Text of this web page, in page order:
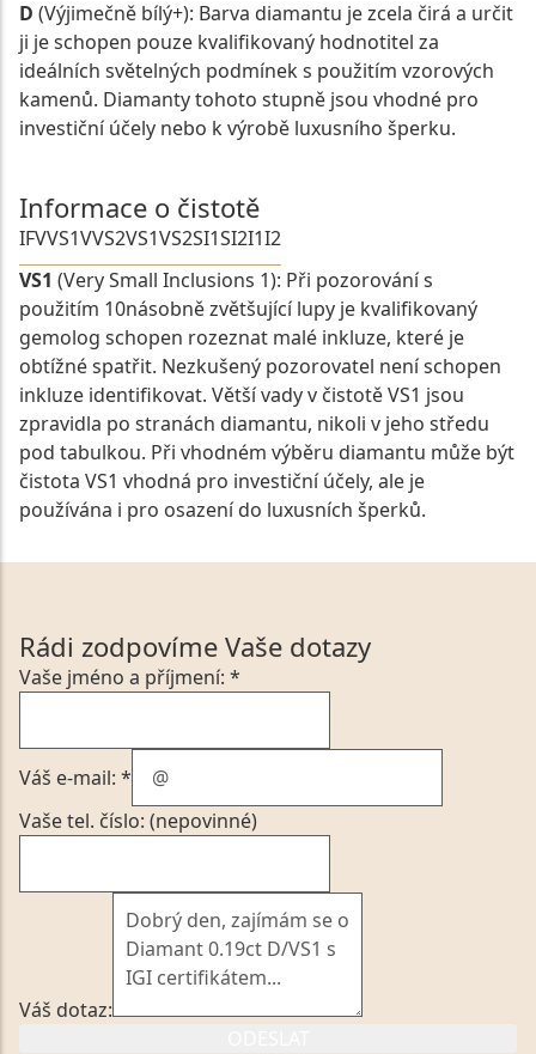
D (Výjimečně bílý+): Barva diamantu je zcela čirá a určit
ji je schopen pouze kvalifikovaný hodnotitel za
ideálních světelných podmínek s použitím vzorových
kamenů. Diamanty tohoto stupně jsou vhodné pro
investiční účely nebo k výrobě luxusního šperku.
Informace o čistotě
IFVVS1VVS2VS1VS2SI1SI2I1I2
VS1 (Very Small Inclusions 1): Při pozorování s
použitím 10násobně zvětšující lupy je kvalifikovaný
gemolog schopen rozeznat malé inkluze, které je
obtížné spatřit. Nezkušený pozorovatel není schopen
inkluze identifikovat. Větší vady v čistotě VS1 jsou
zpravidla po stranách diamantu, nikoli v jeho středu
pod tabulkou. Při vhodném výběru diamantu může být
čistota VS1 vhodná pro investiční účely, ale je
používána i pro osazení do luxusních šperků.
Rádi zodpovíme Vaše dotazy
Vaše jméno a příjmení: *
Váš e-mail: *
Vaše tel. číslo: (nepovinné)
Váš dotaz: